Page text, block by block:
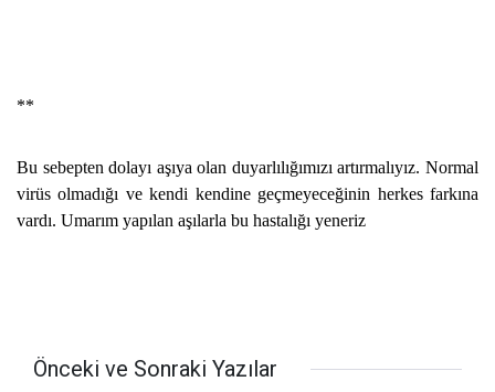
**
Bu sebepten dolayı aşıya olan duyarlılığımızı artırmalıyız. Normal
virüs olmadığı ve kendi kendine geçmeyeceğinin herkes farkına
vardı. Umarım yapılan aşılarla bu hastalığı yeneriz
Önceki ve Sonraki Yazılar